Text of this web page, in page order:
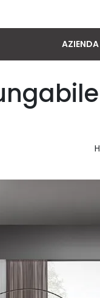
AZIENDA